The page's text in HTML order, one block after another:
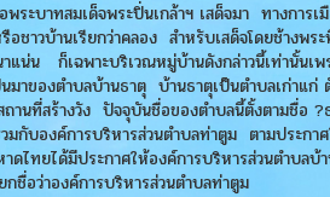
บาทสมเด็จพระปิ่นเกล้าฯ เสด็จมา ทางการเ
าวบ้านเรียกว่าคลอง สำหรับเสด็จโดยช้างพร
น ก็เฉพาะบริเวณหมู่บ้านดังกล่าวนี้เท่านั้นเพ
ของตำบลบ้านธาตุ บ้านธาตุเป็นตำบลเก่าแก่
านที่สร้างวัง ปัจจุบันชื่อของตำบลนี้ตั้งตามชื่อ
กับองค์การบริหารส่วนตำบลท่าตูม ตามประกา
ทยได้มีประกาศให้องค์การบริหารส่วนตำบลบ้
ชื่อว่าองค์การบริหารส่วนตำบลท่าตูม